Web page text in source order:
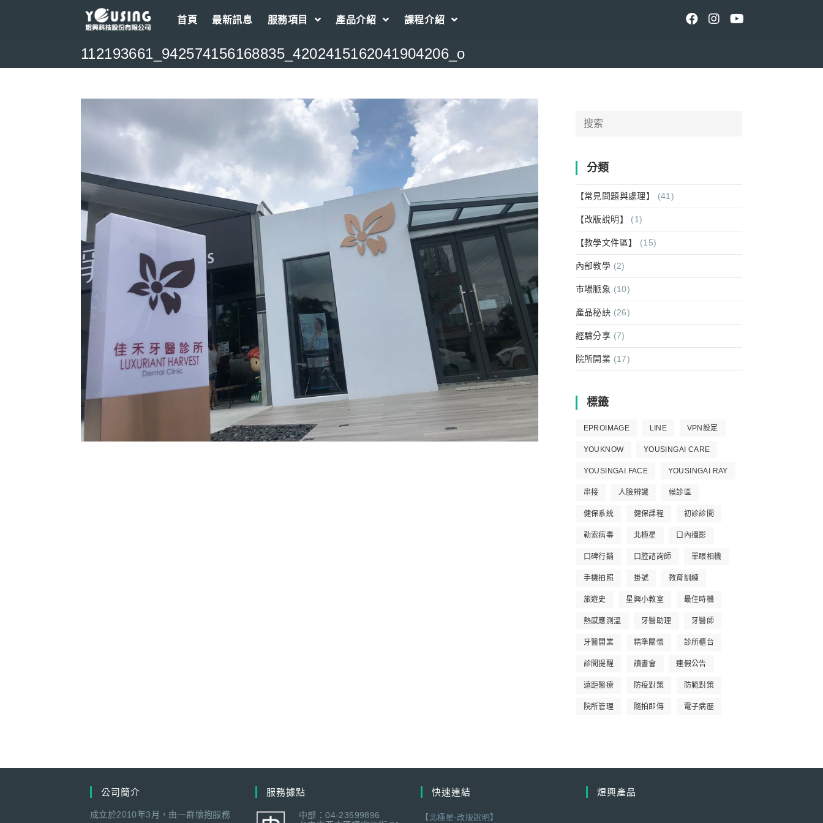
首頁 最新訊息 服務項目 產品介紹 課程介紹
112193661_942574156168835_4202415162041904206_o
Search
分類
【常見問題與處理】 (41)
【改版說明】 (1)
【教學文件區】 (15)
內部教學 (2)
市場脈象 (10)
產品秘訣 (26)
經驗分享 (7)
院所開業 (17)
標籤
EPROIMAGE LINE VPN設定
YOUKNOW YOUSINGAI CARE
YOUSINGAI FACE YOUSINGAI RAY
串接 人臉辨識 候診區
健保系統 健保課程 初診診間
勒索病毒 北極星 口內攝影
口碑行銷 口腔諮詢師 單眼相機
手機拍照 掛號 教育訓練
旅遊史 星興小教室 最佳時機
熱感應測溫 牙醫助理 牙醫師
牙醫開業 精準關懷 診所櫃台
診間提醒 讀書會 連假公告
遠距醫療 防疫對策 防範對策
院所管理 隨拍即傳 電子病歷
公司簡介
成立於2010年3月，由一群懷抱服務
服務據點
中部：04-23599896
快速連結
【北極星-改版說明】
煜興產品